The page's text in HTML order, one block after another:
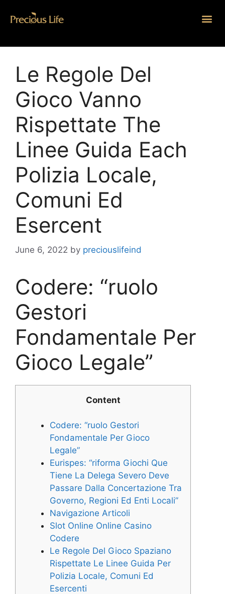
Le Regole Del
Gioco Vanno
Rispettate The
Linee Guida Each
Polizia Locale,
Comuni Ed
Esercent
June 6, 2022 by preciouslifeind
Codere: “ruolo
Gestori
Fondamentale Per
Gioco Legale”
Content
Codere: “ruolo Gestori
Fondamentale Per Gioco
Legale”
Eurispes: “riforma Giochi Que
Tiene La Delega Severo Deve
Passare Dalla Concertazione Tra
Governo, Regioni Ed Enti Locali”
Navigazione Articoli
Slot Online Online Casino
Codere
Le Regole Del Gioco Spaziano
Rispettate Le Linee Guida Per
Polizia Locale, Comuni Ed
Esercenti